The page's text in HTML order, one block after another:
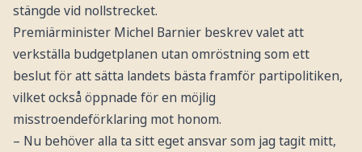
stängde vid nollstrecket.
Premiärminister Michel Barnier beskrev valet att
verkställa budgetplanen utan omröstning som ett
beslut för att sätta landets bästa framför partipolitiken,
vilket också öppnade för en möjlig
misstroendeförklaring mot honom.
– Nu behöver alla ta sitt eget ansvar som jag tagit mitt,